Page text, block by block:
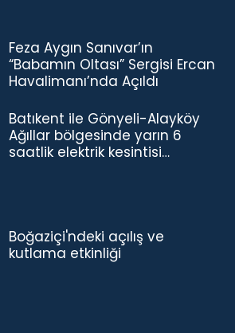
Feza Aygın Sanıvar’ın
“Babamın Oltası” Sergisi Ercan
Havalimanı’nda Açıldı
Batıkent ile Gönyeli-Alayköy
Ağıllar bölgesinde yarın 6
saatlik elektrik kesintisi…
Boğaziçi'ndeki açılış ve
kutlama etkinliği